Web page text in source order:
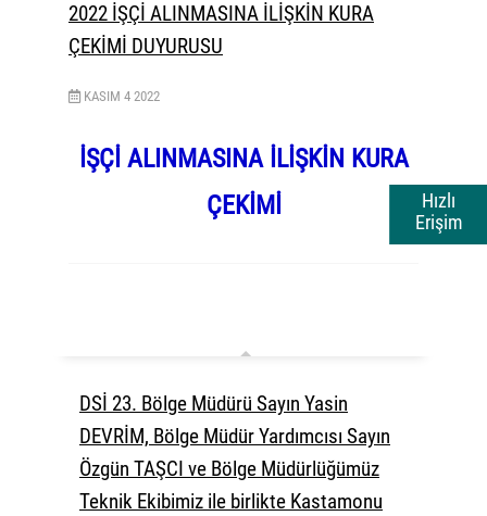
Hızlı
Erişim
2022 İŞÇİ ALINMASINA İLİŞKİN KURA
ÇEKİMİ DUYURUSU
KASIM 4 2022
İŞÇİ ALINMASINA İLİŞKİN KURA
ÇEKİMİ
DSİ 23. Bölge Müdürü Sayın Yasin
DEVRİM, Bölge Müdür Yardımcısı Sayın
Özgün TAŞCI ve Bölge Müdürlüğümüz
Teknik Ekibimiz ile birlikte Kastamonu